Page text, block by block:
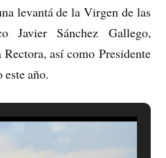
levantá de la Virgen de las
Javier Sánchez Gallego,
así como Presidente
año.